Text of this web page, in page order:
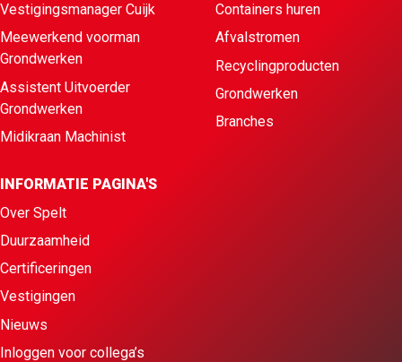
Vestigingsmanager Cuijk
Meewerkend voorman
Grondwerken
Assistent Uitvoerder
Grondwerken
Midikraan Machinist
Containers huren
Afvalstromen
Recyclingproducten
Grondwerken
Branches
INFORMATIE PAGINA'S
Over Spelt
Duurzaamheid
Certificeringen
Vestigingen
Nieuws
Inloggen voor collega’s